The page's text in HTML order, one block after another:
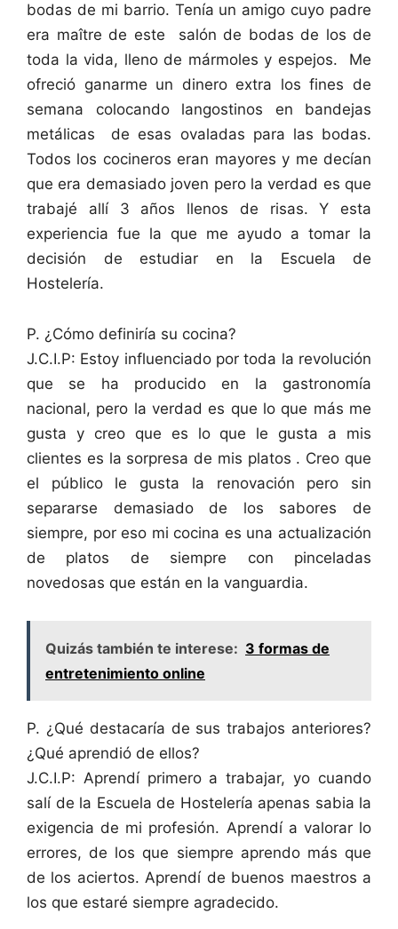
bodas de mi barrio. Tenía un amigo cuyo padre
era maître de este salón de bodas de los de
toda la vida, lleno de mármoles y espejos. Me
ofreció ganarme un dinero extra los fines de
semana colocando langostinos en bandejas
metálicas de esas ovaladas para las bodas.
Todos los cocineros eran mayores y me decían
que era demasiado joven pero la verdad es que
trabajé allí 3 años llenos de risas. Y esta
experiencia fue la que me ayudo a tomar la
decisión de estudiar en la Escuela de
Hostelería.
P. ¿Cómo definiría su cocina?
J.C.I.P: Estoy influenciado por toda la revolución
que se ha producido en la gastronomía
nacional, pero la verdad es que lo que más me
gusta y creo que es lo que le gusta a mis
clientes es la sorpresa de mis platos . Creo que
el público le gusta la renovación pero sin
separarse demasiado de los sabores de
siempre, por eso mi cocina es una actualización
de platos de siempre con pinceladas
novedosas que están en la vanguardia.
Quizás también te interese: 3 formas de
entretenimiento online
P. ¿Qué destacaría de sus trabajos anteriores?
¿Qué aprendió de ellos?
J.C.I.P: Aprendí primero a trabajar, yo cuando
salí de la Escuela de Hostelería apenas sabia la
exigencia de mi profesión. Aprendí a valorar lo
errores, de los que siempre aprendo más que
de los aciertos. Aprendí de buenos maestros a
los que estaré siempre agradecido.